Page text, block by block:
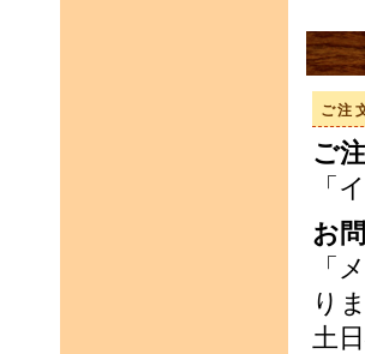
ご注
ご
「
お
「
り
土